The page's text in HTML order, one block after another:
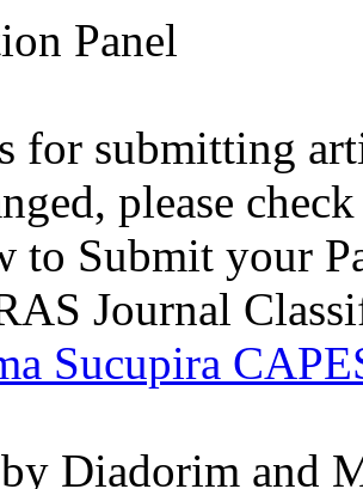
Panel
for submitting
please
to Submit your
Journal
Sucupira
Diadorim and